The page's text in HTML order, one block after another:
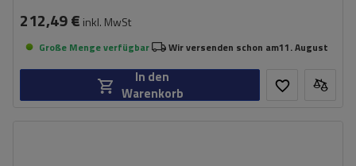
212,49 € inkl. MwSt
Große Menge verfügbar Wir versenden schon am11. August
In den
Warenkorb